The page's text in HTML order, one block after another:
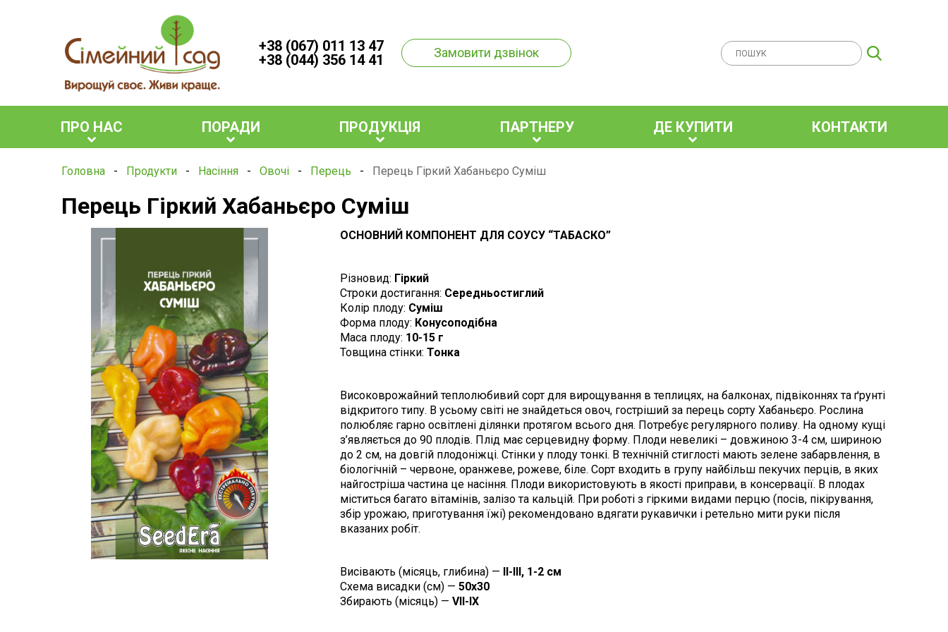
+38 (067) 011 13 47
+38 (044) 356 14 41
Замовити дзвінок
ПРО НАС ПОРАДИ ПРОДУКЦІЯ ПАРТНЕРУ ДЕ КУПИТИ КОНТАКТИ
Головна - Продукти - Насіння - Овочі - Перець - Перець Гіркий Хабаньєро Суміш
Перець Гіркий Хабаньєро Суміш
ОСНОВНИЙ КОМПОНЕНТ ДЛЯ СОУСУ “ТАБАСКО”
Різновид: Гіркий
Строки достигання: Середньостиглий
Колір плоду: Суміш
Форма плоду: Конусоподібна
Маса плоду: 10-15 г
Товщина стінки: Тонка
Високоврожайний теплолюбивий сорт для вирощування в теплицях, на балконах, підвіконнях та ґрунті
відкритого типу. В усьому світі не знайдеться овоч, гостріший за перець сорту Хабаньєро. Рослина
полюбляє гарно освітлені ділянки протягом всього дня. Потребує регулярного поливу. На одному кущі
з’являється до 90 плодів. Плід має серцевидну форму. Плоди невеликі – довжиною 3-4 см, шириною
до 2 см, на довгій плодоніжці. Стінки у плоду тонкі. В технічній стиглості мають зелене забарвлення, в
біологічній – червоне, оранжеве, рожеве, біле. Сорт входить в групу найбільш пекучих перців, в яких
найгостріша частина це насіння. Плоди використовують в якості приправи, в консервації. В плодах
міститься багато вітамінів, залізо та кальцій. При роботі з гіркими видами перцю (посів, пікірування,
збір урожаю, приготування їжі) рекомендовано вдягати рукавички і ретельно мити руки після
вказаних робіт.
Висівають (місяць, глибина) — II-III, 1-2 cм
Схема висадки (см) — 50х30
Збирають (місяць) — VII-IX